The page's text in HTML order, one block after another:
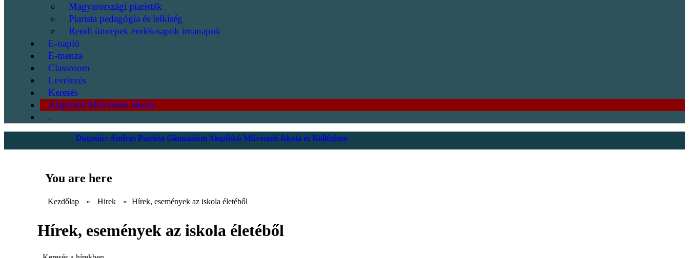
Magyarországi piaristák
Piarista pedagógia és lelkiség
Rendi ünnepek emléknapok imanapok
E-napló
E-menza
Classroom
Levelezés
Keresés
Alapfokú Művészeti Iskola
.
Dugonics András Piarista Gimnázium Alapfokú Művészeti Iskola és Kollégium
You are here
Kezdőlap » Hirek » Hírek, események az iskola életéből
Hírek, események az iskola életéből